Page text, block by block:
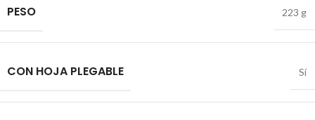
PESO 223 g
CON HOJA PLEGABLE Sí